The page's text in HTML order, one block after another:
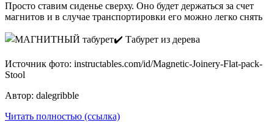
Просто ставим сиденье сверху. Оно будет держаться за счет
магнитов и в случае транспортировки его можно легко снять
Источник фото: instructables.com/id/Magnetic-Joinery-Flat-pack-
Stool
Автор: dalegribble
Читать полностью (ссылка)